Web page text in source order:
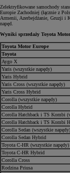
Zelektryfikowane samochody
Europie Zachodniej (łącznie z
Armenii, Azerbejdżanie, Gruzji i
napęd.
Wyniki sprzedaży Toyota
Toyota Motor Europe
Toyota
Aygo X
Yaris (wszystkie napędy)
Yaris Hybrid
Yaris Cross (wszystkie napędy)
Yaris Cross Hybrid
Corolla (wszystkie napędy)
Corolla Hybrid
Corolla Hatchback i TS Kombi
Corolla Hatchback i TS Kombi
Corolla Sedan (wszystkie napędy)
Corolla Sedan Hybrid
Toyota C-HR (wszystkie napędy)
Toyota C-HR Hybrid
Corolla Cross
Rodzina Priusa